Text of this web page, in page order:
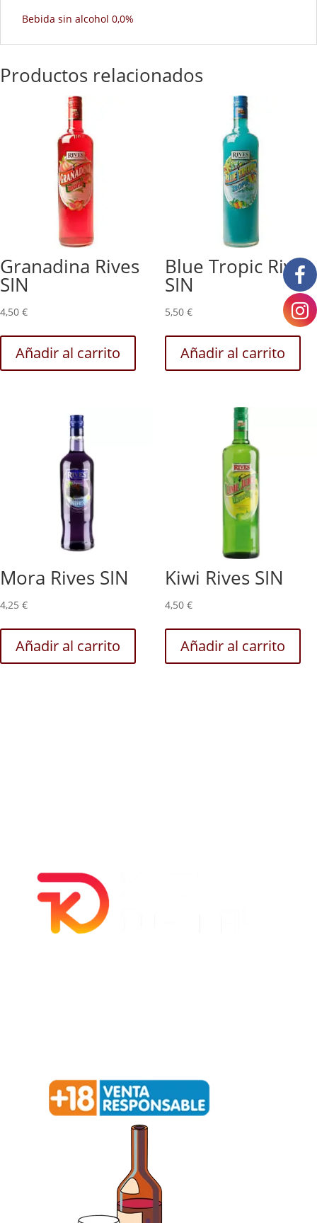
Bebida sin alcohol 0,0%
Productos relacionados
Granadina Rives
SIN
4,50 €
Añadir al carrito
Blue Tropic Rives
SIN
5,50 €
Añadir al carrito
Mora Rives SIN
4,25 €
Añadir al carrito
Kiwi Rives SIN
4,50 €
Añadir al carrito